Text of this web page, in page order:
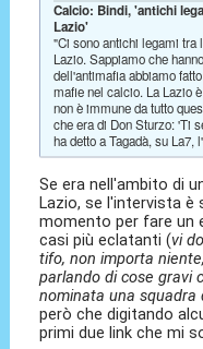
Calcio: Bindi, 'antichi
Lazio'
"Ci sono antichi legami tra
Lazio. Sappiamo che
dell'antimafia abbiamo
mafie nel calcio. La Lazio
non è immune da tutto
che era di Don Sturzo: 'Ti
ha detto a Tagadà, su
Se era nell'ambito di
Lazio, se l'intervista è
momento per fare un
casi più eclatanti (vi
tifo, non importa
parlando di cose gravi
nominata una
però che digitando
primi due link che mi